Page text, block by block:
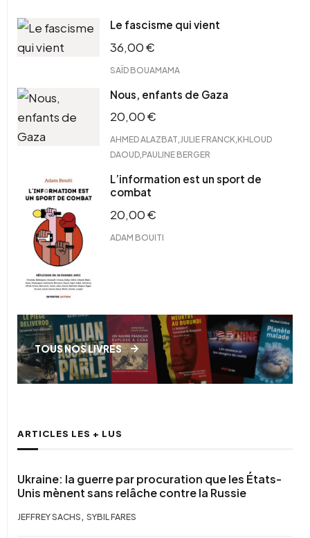
Le fascisme qui vient
36,00€
SAÏD BOUAMAMA
Nous, enfants de Gaza
20,00€
AHMED ALAZBAT,JULIE FRANCK,KHLOUD
DAOUD,PAULINE BERGER
L’information est un sport de
combat
20,00€
ADAM BOUITI
TOUS NOS LIVRES
ARTICLES LES + LUS
Ukraine: la guerre par procuration que les États-
Unis mènent sans relâche contre la Russie
JEFFREY SACHS , SYBIL FARES